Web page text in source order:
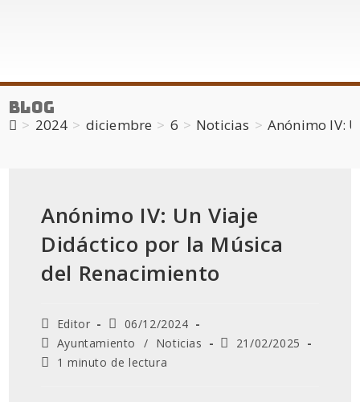
Blog
> 2024 > diciembre > 6 > Noticias > Anónimo IV:
Anónimo IV: Un Viaje
Didáctico por la Música
del Renacimiento
Autor
de
la
entrada:
Editor
Publicación
de
entrada:
06/12/2024
Categoría
de
Ayuntamiento / Noticias
Última21/02/2025
Tiempo
1 minuto de lectura